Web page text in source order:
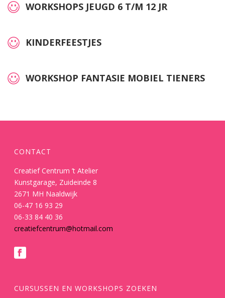
WORKSHOPS JEUGD 6 T/M 12 JR
KINDERFEESTJES
WORKSHOP FANTASIE MOBIEL TIENERS
CONTACT
Creatief Centrum ’t Atelier
Kunstgarage, Zuideinde 8
2671 MH Naaldwijk
06-47 16 93 29
06-33 84 40 36
creatiefcentrum@hotmail.com
CURSUSSEN EN WORKSHOPS ZOEKEN